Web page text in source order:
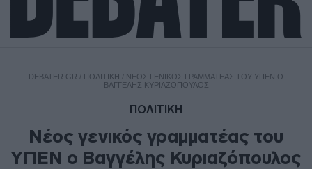
DEBATER.GR / ΠΟΛΙΤΙΚΗ / ΝΈΟΣ ΓΕΝΙΚΌΣ ΓΡΑΜΜΑΤΈΑΣ ΤΟΥ ΥΠΕΝ Ο
ΒΑΓΓΈΛΗΣ ΚΥΡΙΑΖΌΠΟΥΛΟΣ
ΠΟΛΙΤΙΚΗ
Νέος γενικός γραμματέας του
ΥΠΕΝ ο Βαγγέλης Κυριαζόπουλος